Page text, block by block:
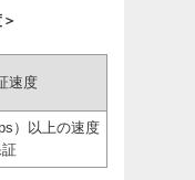
速度
）以上の速度